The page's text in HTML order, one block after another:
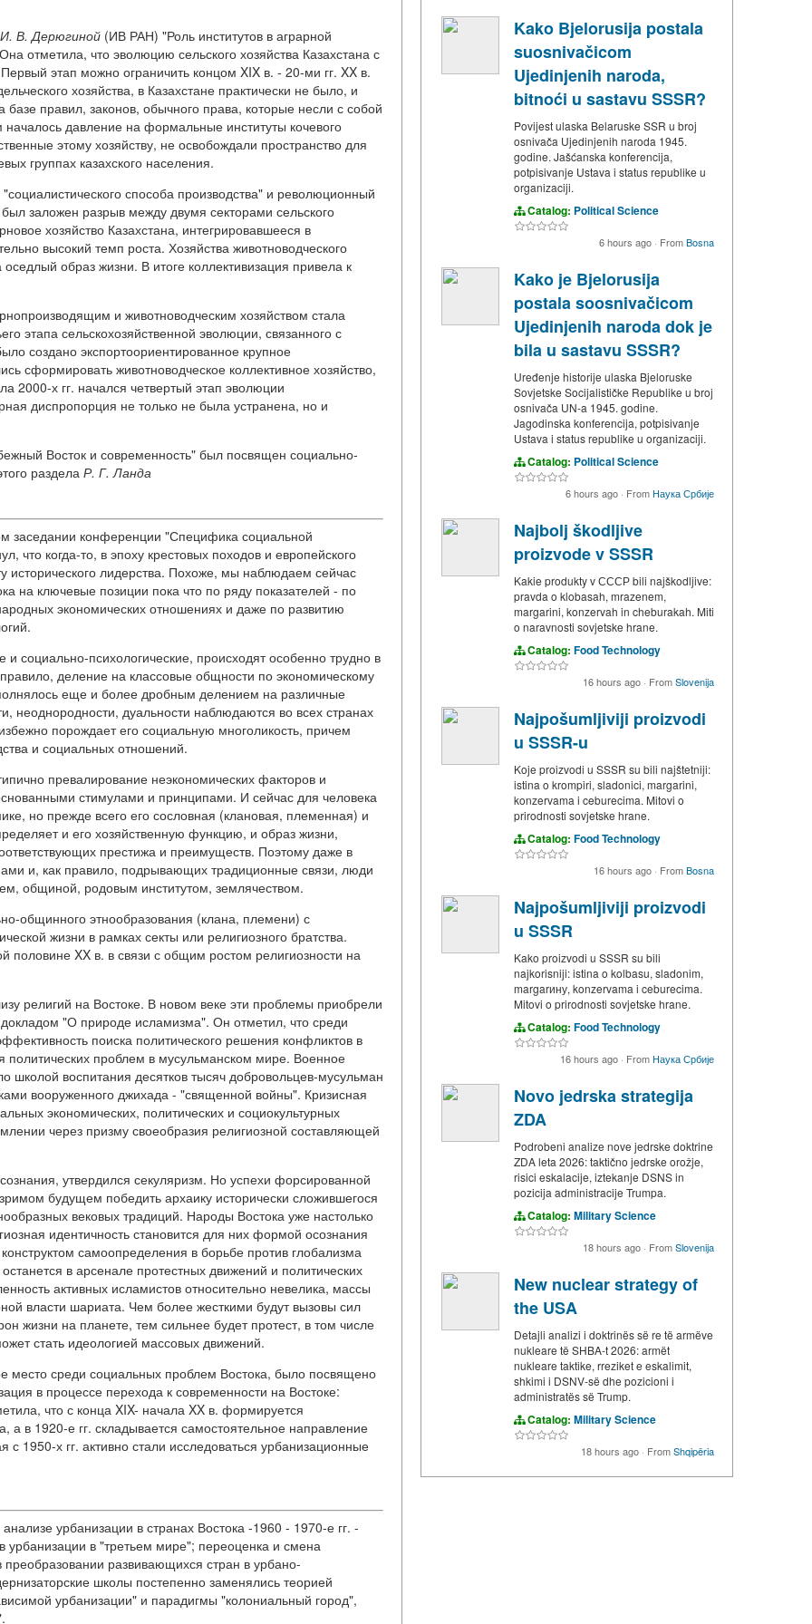
И. В. Дерюгиной (ИВ РАН) "Роль институтов в аграрной
отметила, что эволюцию сельского хозяйства Казахстана с
этап можно ограничить концом XIX в. - 20-ми гг. XX в.
хозяйства, в Казахстане практически не было, и
правил, законов, обычного права, которые несли с собой
давление на формальные институты кочевого
этому хозяйству, не освобождали пространство для
группах казахского населения.
способа производства" и революционный
заложен разрыв между двумя секторами сельского
хозяйство Казахстана, интегрировавшееся в
высокий темп роста. Хозяйства животноводческого
образ жизни. В итоге коллективизация привела к
и животноводческим хозяйством стала
этапа сельскохозяйственной эволюции, связанного с
создано экспортоориентированное крупное
сформировать животноводческое коллективное хозяйство,
2000-х гг. начался четвертый этап эволюции
диспропорция не только не была устранена, но и
Восток и современность" был посвящен социально-
раздела Р. Г. Ланда
заседании конференции "Специфика социальной
что когда-то, в эпоху крестовых походов и европейского
исторического лидерства. Похоже, мы наблюдаем сейчас
на ключевые позиции пока что по ряду показателей - по
экономических отношениях и даже по развитию
социально-психологические, происходят особенно трудно в
деление на классовые общности по экономическому
еще и более дробным делением на различные
неоднородности, дуальности наблюдаются во всех странах
порождает его социальную многоликость, причем
и социальных отношений.
превалирование неэкономических факторов и
стимулами и принципами. И сейчас для человека
но прежде всего его сословная (клановая, племенная) и
и его хозяйственную функцию, и образ жизни,
престижа и преимуществ. Поэтому даже в
и, как правило, подрывающих традиционные связи, люди
общиной, родовым институтом, землячеством.
общинного этнообразования (клана, племени) с
жизни в рамках секты или религиозного братства.
половине XX в. в связи с общим ростом религиозности на
религий на Востоке. В новом веке эти проблемы приобрели
"О природе исламизма". Он отметил, что среди
поиска политического решения конфликтов в
проблем в мусульманском мире. Военное
школой воспитания десятков тысяч добровольцев-мусульман
вооруженного джихада - "священной войны". Кризисная
экономических, политических и социокультурных
через призму своеобразия религиозной составляющей
утвердился секуляризм. Но успехи форсированной
будущем победить архаику исторически сложившегося
вековых традиций. Народы Востока уже настолько
идентичность становится для них формой осознания
самоопределения в борьбе против глобализма
в арсенале протестных движений и политических
активных исламистов относительно невелика, массы
власти шариата. Чем более жесткими будут вызовы сил
жизни на планете, тем сильнее будет протест, в том числе
стать идеологией массовых движений.
среди социальных проблем Востока, было посвящено
в процессе перехода к современности на Востоке:
что с конца XIX- начала XX в. формируется
а в 1920-е гг. складывается самостоятельное направление
1950-х гг. активно стали исследоваться урбанизационные
урбанизации в странах Востока -1960 - 1970-е гг. -
урбанизации в "третьем мире"; переоценка и смена
развивающихся стран в урбано-
школы постепенно заменялись теорией
урбанизации" и парадигмы "колониальный город",
Kako Bjelorusija postala
suosnivačicom
Ujedinjenih naroda,
bitnoći u sastavu SSSR?
Povijest ulaska Belaruske SSR u broj
osnivača Ujedinjenih naroda 1945.
godine. Jašćanska konferencija,
potpisivanje Ustava i status republike u
organizaciji.
Catalog: Political Science
6 hours ago · FromBosna
Kako je Bjelorusija
postala soosnivačicom
Ujedinjenih naroda dok je
bila u sastavu SSSR?
Uređenje historije ulaska Bjeloruske
Sovjetske Socijalističke Republike u broj
osnivača UN-a 1945. godine.
Jagodinska konferencija, potpisivanje
Ustava i status republike u organizaciji.
Catalog: Political Science
6 hours ago · FromНаука Србије
Najbolj škodljive
proizvode v SSSR
Kakie produkty v СССР bili najškodljive:
pravda o klobasah, mrazenem,
margarini, konzervah in cheburakah. Miti
o naravnosti sovjetske hrane.
Catalog: Food Technology
16 hours ago · FromSlovenija
Najpošumljiviji proizvodi
u SSSR-u
Koje proizvodi u SSSR su bili najštetniji:
istina o krompiri, sladonici, margarini,
konzervama i ceburecima. Mitovi o
prirodnosti sovjetske hrane.
Catalog: Food Technology
16 hours ago · FromBosna
Najpošumljiviji proizvodi
u SSSR
Kako proizvodi u SSSR su bili
najkorisniji: istina o kolbasu, sladonim,
margarину, konzervama i ceburecima.
Mitovi o prirodnosti sovjetske hrane.
Catalog: Food Technology
16 hours ago · FromНаука Србије
Novo jedrska strategija
ZDA
Podrobeni analize nove jedrske doktrine
ZDA leta 2026: taktično jedrske orožje,
risici eskalacije, iztekanje DSNS in
pozicija administracije Trumpa.
Catalog: Military Science
18 hours ago · FromSlovenija
New nuclear strategy of
the USA
Detajli analizi i doktrinës së re të armëve
nukleare të SHBA-t 2026: armët
nukleare taktike, rreziket e eskalimit,
shkimi i DSNV-së dhe pozicioni i
administratës së Trump.
Catalog: Military Science
18 hours ago · FromShqipëria